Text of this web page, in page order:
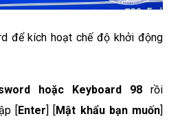
để kích hoạt chế độ khởi động
hoặc Keyboard 98 rồi
[Enter] [Mật khẩu bạn muốn]